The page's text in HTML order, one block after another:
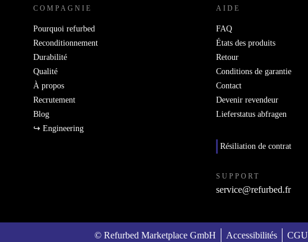
COMPAGNIE
Pourquoi refurbed
Reconditionnement
Durabilité
Qualité
À propos
Recrutement
Blog
↪ Engineering
AIDE
FAQ
États des produits
Retour
Conditions de garantie
Contact
Devenir revendeur
Lieferstatus abfragen
Résiliation de contrat
SUPPORT
service@refurbed.fr
© Refurbed Marketplace GmbH Accessibilités CGU